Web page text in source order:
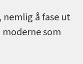
å fase ut
som